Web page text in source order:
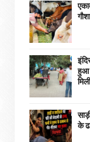
हुआ
के